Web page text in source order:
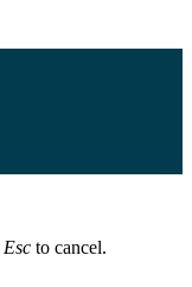
Esc to cancel.